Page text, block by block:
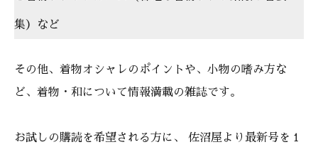
集）など
その他、着物オシャレのポイントや、小物の嗜み方な
ど、着物・和について情報満載の雑誌です。
お試しの購読を希望される方に、 佐沼屋より最新号を１